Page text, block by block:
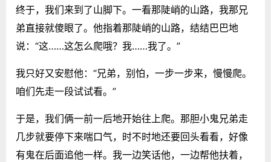
终于，我们来到了山脚下。一看那陡峭的山路，我那兄
弟直接就傻眼了。他指着那陡峭的山路，结结巴巴地
说：“这……这怎么爬哦？我……我了。”
我只好又安慰他：“兄弟，别怕，一步一步来，慢慢爬。
咱们先走一段试试看。”
于是，我们俩一前一后地开始往上爬。那胆小鬼兄弟走
几步就要停下来喘口气，时不时地还要回头看看，好像
有鬼在后面追他一样。我一边笑话他，一边帮他扶着，